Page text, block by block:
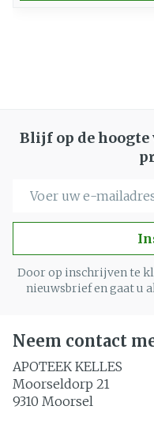
Blijf op de hoogte
Door op inschrijven te
nieuwsbrief en gaat u
Neem contact
APOTEEK KELLES
Moorseldorp 21
9310 Moorsel